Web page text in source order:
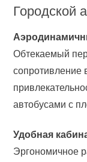
Городской
Обтекаемый
сопротивление
автобусами с
Удобная
Эргономичное